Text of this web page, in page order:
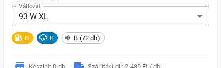
Változat
93 W XL
D B B (72 db)
Készlet: 0 db Szállítási díj: 2 489 Ft / db